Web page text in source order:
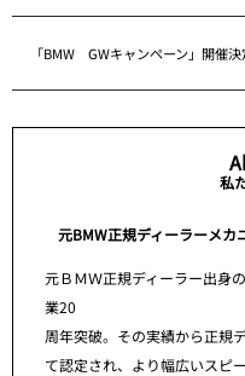
「BMW GWキャンペーン」開催決
私
元BMW正規ディーラーメカ
元ＢＭＷ正規ディーラー出身
業20
周年突破。その実績から正規
て認定され、より幅広いスピ